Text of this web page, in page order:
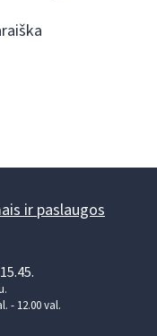
ir paslaugos
- 12.00 val.